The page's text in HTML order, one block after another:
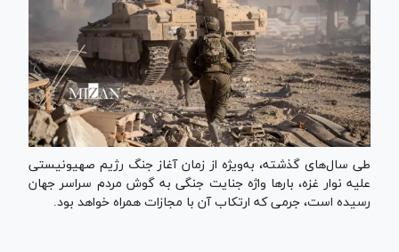
طی سال‌های گذشته، به‌ویژه از زمان آغاز جنگ رژیم صهیونیستی
علیه نوار غزه، بار‌ها واژه جنایت جنگی به گوش مردم سراسر جهان
رسیده است، جرمی که ارتکاب آن با مجازات همراه خواهد بود.